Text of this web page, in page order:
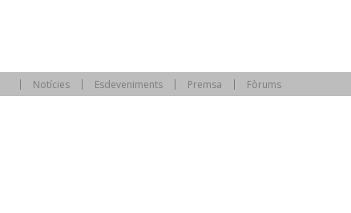
Notícies Esdeveniments Premsa Fòrums